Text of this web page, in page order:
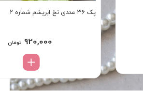
پک ۳۶ عددی نخ ابریشم شماره ۲
920,000 تومان